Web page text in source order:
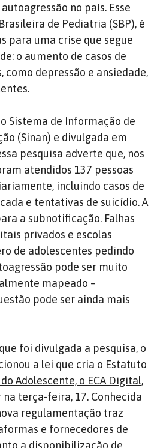
no país. Esse
de Pediatria (SBP), é
para uma crise que segue
o aumento de casos de
depressão e ansiedade,
Sistema de Informação de
(Sinan) e divulgada em
pesquisa adverte que, nos
atendidos 137 pessoas
incluindo casos de
e tentativas de suicídio.A
a subnotificação. Falhas
privados e escolas
de adolescentes pedindo
pode ser muito
mapeado –
pode ser ainda mais
foi divulgada a pesquisa, o
a lei que cria o Estatuto
Adolescente, o ECA Digital,
terça-feira, 17. Conhecida
regulamentação traz
e fornecedores de
a disponibilização de